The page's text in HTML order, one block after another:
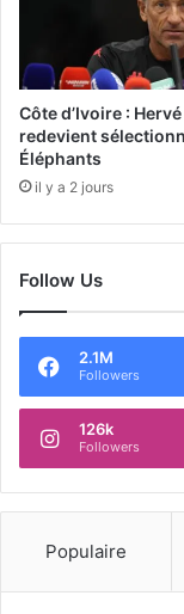
Côte d’Ivoire :
redevient
Éléphants
il y a 2 jours
Follow Us
2.1M
Followers
126k
Followers
Populaire